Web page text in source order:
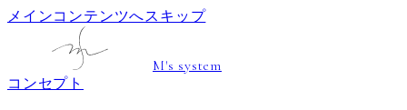
メインコンテンツへスキップ
M's system
コンセプト